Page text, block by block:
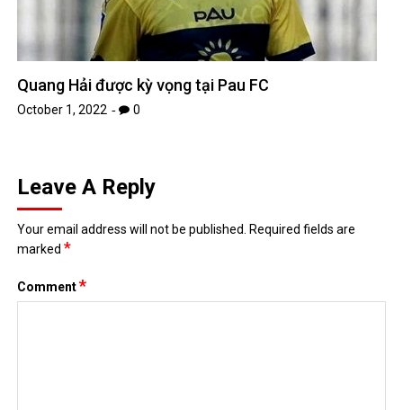
Quang Hải được kỳ vọng tại Pau FC
October 1, 2022 0
Leave A Reply
Your email address will not be published. Required fields are
marked*
Comment*